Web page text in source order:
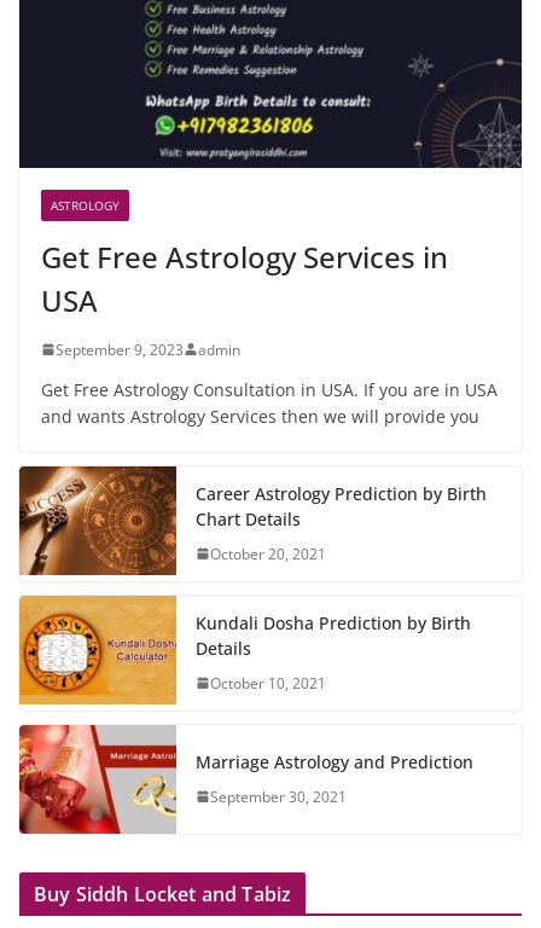
ASTROLOGY
Get Free Astrology Services in
USA
September 9, 2023 admin
Get Free Astrology Consultation in USA. If you are in USA
and wants Astrology Services then we will provide you
Career Astrology Prediction by Birth
Chart Details
October 20, 2021
Kundali Dosha Prediction by Birth
Details
October 10, 2021
Marriage Astrology and Prediction
September 30, 2021
Buy Siddh Locket and Tabiz